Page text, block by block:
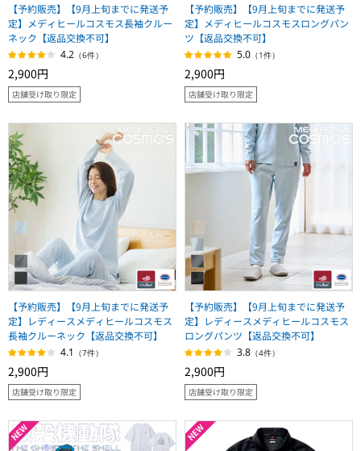
【予約販売】【9月上旬までに発送予
定】メディヒールコスモス長袖クルー
ネック【返品交換不可】
4.2 （6件）
2,900円
店舗受け取り限定
【予約販売】【9月上旬までに発送予
定】メディヒールコスモスロングパン
ツ【返品交換不可】
5.0 （1件）
2,900円
店舗受け取り限定
【予約販売】【9月上旬までに発送予
定】レディースメディヒールコスモス
長袖クルーネック【返品交換不可】
4.1 （7件）
2,900円
店舗受け取り限定
【予約販売】【9月上旬までに発送予
定】レディースメディヒールコスモス
ロングパンツ【返品交換不可】
3.8 （4件）
2,900円
店舗受け取り限定